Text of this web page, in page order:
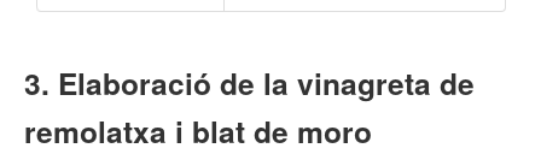
Elaboració de la vinagreta de
remolatxa i blat de moro